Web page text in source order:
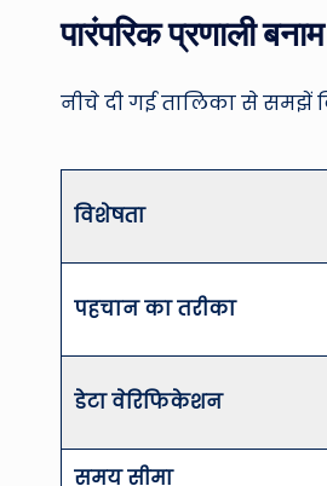
पारंपरिक प्रणाली
नीचे दी गई तालिका से समझें
विशेषता
पहचान का तरीका
डेटा वेरिफिकेशन
समय सीमा